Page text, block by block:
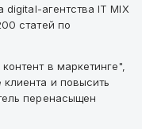
агентства IT MIX
статей по
в маркетинге",
и повысить
перенасыщен